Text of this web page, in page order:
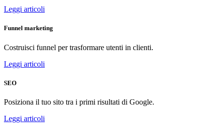
Leggi articoli
Funnel marketing
Costruisci funnel per trasformare utenti in clienti.
Leggi articoli
SEO
Posiziona il tuo sito tra i primi risultati di Google.
Leggi articoli